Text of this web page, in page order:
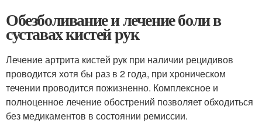
Обезболивание и лечение боли в
суставах кистей рук
Лечение артрита кистей рук при наличии рецидивов
проводится хотя бы раз в 2 года, при хроническом
течении проводится пожизненно. Комплексное и
полноценное лечение обострений позволяет обходиться
без медикаментов в состоянии ремиссии.